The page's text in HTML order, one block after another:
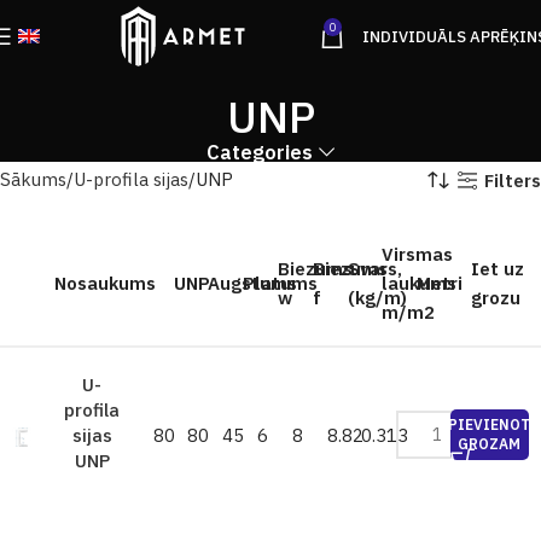
0 INDIVIDUĀLS
UNP
Categories
Sākums U-profila sijas UNP Filters
Nosaukums UNPAugstums
Platums
Biezums
w
Biezums
f
Svars,
(kg/m)
Virsmas
laukums
m/m2
Metri
Iet uz
grozu
U-
profila
sijas
UNP
80 80 45 6 8 8.820.313
PIEVIENOT
GROZAM